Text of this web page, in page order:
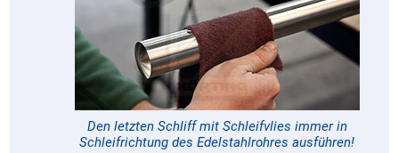
Den letzten Schliff mit Schleifvlies immer in
Schleifrichtung des Edelstahlrohres ausführen!